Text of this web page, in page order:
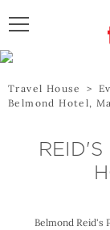
Travel House >
Belmond Hotel,
Belmond Reid's